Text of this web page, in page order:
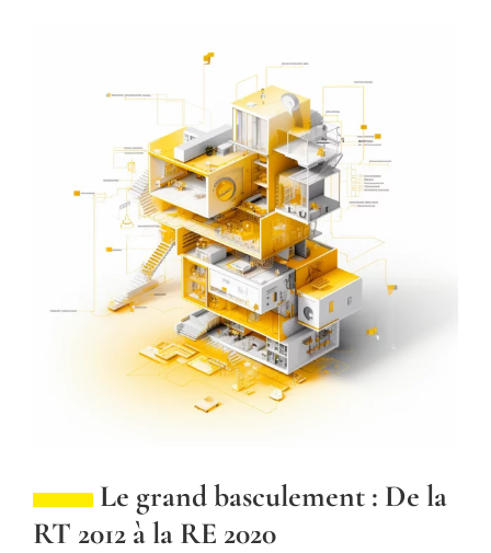
Le grand basculement : De la
RT 2012 à la RE 2020